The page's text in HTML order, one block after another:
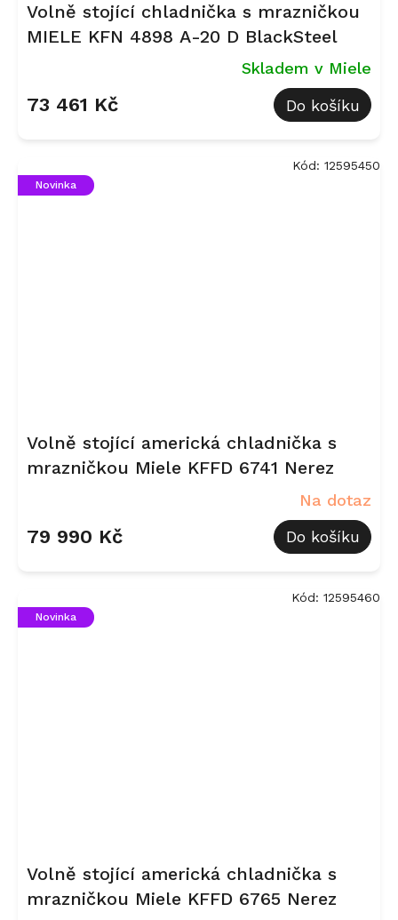
Volně stojící chladnička s mrazničkou
MIELE KFN 4898 A-20 D BlackSteel
Skladem v Miele
73 461 Kč Do košíku
Novinka
Volně stojící americká chladnička s
mrazničkou Miele KFFD 6741 Nerez
Na dotaz
79 990 Kč Do košíku
Kód: 12595450
Novinka
Volně stojící americká chladnička s
mrazničkou Miele KFFD 6765 Nerez
Kód: 12595460